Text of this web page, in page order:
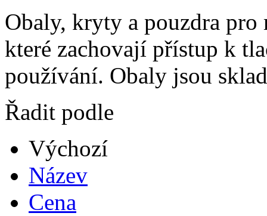
Obaly, kryty a pouzdra
které zachovají přístup k
používání. Obaly jsou
Řadit podle
Výchozí
Název
Cena